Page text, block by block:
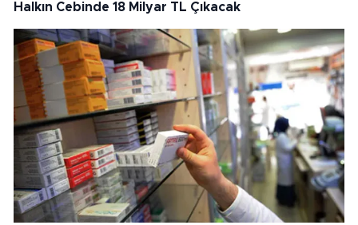
Halkın Cebinde 18 Milyar TL Çıkacak